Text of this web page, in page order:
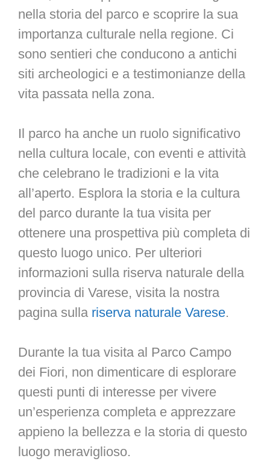
nella storia del parco e scoprire la sua
importanza culturale nella regione. Ci
sono sentieri che conducono a antichi
siti archeologici e a testimonianze della
vita passata nella zona.
Il parco ha anche un ruolo significativo
nella cultura locale, con eventi e attività
che celebrano le tradizioni e la vita
all’aperto. Esplora la storia e la cultura
del parco durante la tua visita per
ottenere una prospettiva più completa di
questo luogo unico. Per ulteriori
informazioni sulla riserva naturale della
provincia di Varese, visita la nostra
pagina sulla riserva naturale Varese.
Durante la tua visita al Parco Campo
dei Fiori, non dimenticare di esplorare
questi punti di interesse per vivere
un’esperienza completa e apprezzare
appieno la bellezza e la storia di questo
luogo meraviglioso.